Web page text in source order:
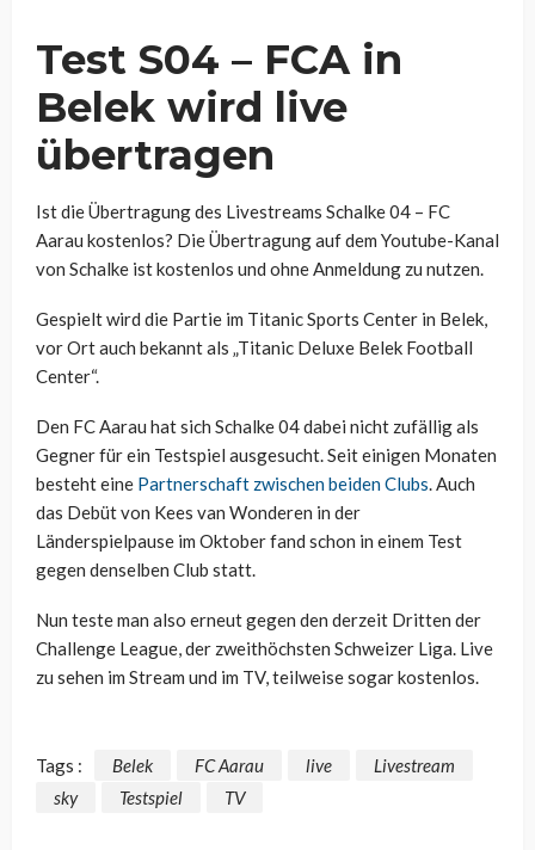
Test S04 – FCA in
Belek wird live
übertragen
Ist die Übertragung des Livestreams Schalke 04 – FC
Aarau kostenlos? Die Übertragung auf dem Youtube-Kanal
von Schalke ist kostenlos und ohne Anmeldung zu nutzen.
Gespielt wird die Partie im Titanic Sports Center in Belek,
vor Ort auch bekannt als „Titanic Deluxe Belek Football
Center“.
Den FC Aarau hat sich Schalke 04 dabei nicht zufällig als
Gegner für ein Testspiel ausgesucht. Seit einigen Monaten
besteht eine Partnerschaft zwischen beiden Clubs. Auch
das Debüt von Kees van Wonderen in der
Länderspielpause im Oktober fand schon in einem Test
gegen denselben Club statt.
Nun teste man also erneut gegen den derzeit Dritten der
Challenge League, der zweithöchsten Schweizer Liga. Live
zu sehen im Stream und im TV, teilweise sogar kostenlos.
Tags : Belek FC Aarau live
Livestream
sky
Testspiel TV